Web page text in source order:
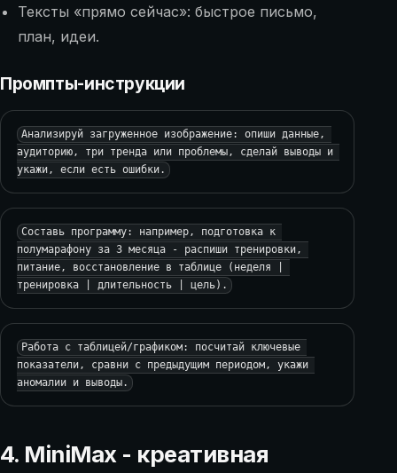
Тексты «прямо сейчас»: быстрое письмо,
план, идеи.
Промпты-инструкции
Анализируй загруженное изображение: опиши данные,
аудиторию, три тренда или проблемы, сделай выводы и
укажи, если есть ошибки.
Составь программу: например, подготовка к
полумарафону за 3 месяца - распиши тренировки,
питание, восстановление в таблице (неделя |
тренировка | длительность | цель).
Работа с таблицей/графиком: посчитай ключевые
показатели, сравни с предыдущим периодом, укажи
аномалии и выводы.
4. MiniMax - креативная